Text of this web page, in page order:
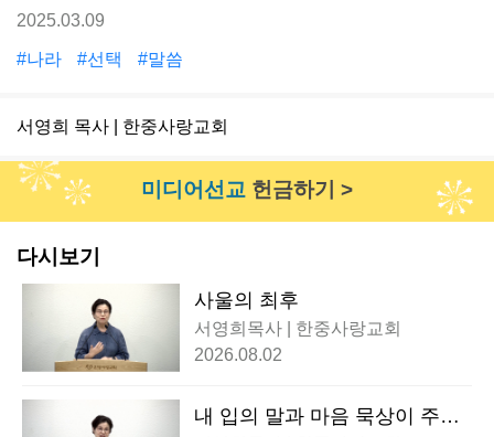
2025.03.09
#나라 #선택 #말씀
서영희 목사 | 한중사랑교회
미디어선교 헌금하기 >
다시보기
사울의 최후
서영희목사 | 한중사랑교회
2026.08.02
내 입의 말과 마음 묵상이 주님